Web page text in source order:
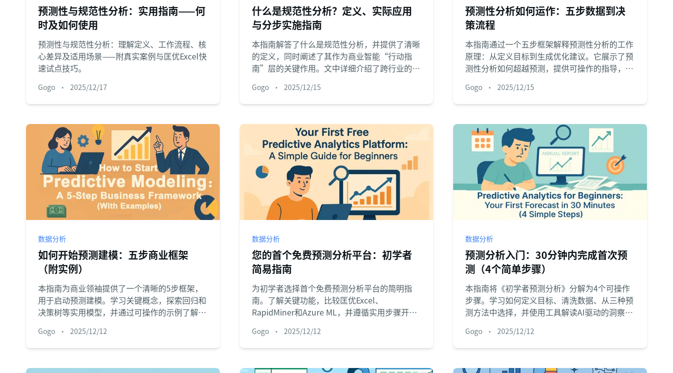
预测性与规范性分析：实用指南——何
时及如何使用
预测性与规范性分析：理解定义、工作流程、核
心差异及适用场景——附真实案例与匡优Excel快
速试点技巧。
Gogo • 2025/12/17
什么是规范性分析？定义、实际应用
与分步实施指南
本指南解答了什么是规范性分析，并提供了清晰
的定义，同时阐述了其作为商业智能“行动指
南”层的关键作用。文中详细介绍了跨行业的实
实施路线图，旨在将数据转化为果断、优化的行
动。
Gogo • 2025/12/15
预测性分析如何运作：五步数据到决
策流程
本指南通过一个五步框架解释预测性分析的工作
原理：从定义目标到生成优化建议。它展示了预
测性分析如何超越预测，提供可操作的指导，并
的实际应用。
Gogo • 2025/12/15
数据分析
如何开始预测建模：五步商业框架
（附实例）
本指南为商业领袖提供了一个清晰的5步框架，
用于启动预测建模。学习关键概念，探索回归和
决策树等实用模型，并通过可操作的示例了解行
Gogo • 2025/12/12
数据分析
您的首个免费预测分析平台：初学者
简易指南
为初学者选择首个免费预测分析平台的简明指
南。了解关键功能，比较匡优Excel、
RapidMiner和Azure ML，并遵循实用步骤开启
Gogo • 2025/12/12
数据分析
预测分析入门：30分钟内完成首次预
测（4个简单步骤）
本指南将《初学者预测分析》分解为4个可操作
步骤。学习如何定义目标、清洗数据、从三种预
测方法中选择，并使用工具解读AI驱动的洞察
预测。
Gogo • 2025/12/12